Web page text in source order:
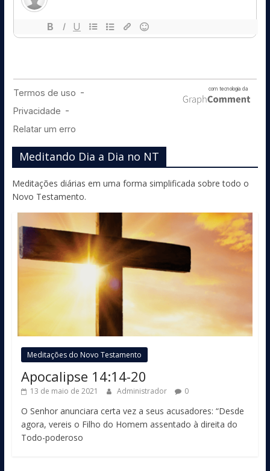
Meditando Dia a Dia no NT
Meditações diárias em uma forma simplificada sobre todo o
Novo Testamento.
Meditações do Novo Testamento
Apocalipse 14:14-20
13 de maio de 2021 Administrador 0
O Senhor anunciara certa vez a seus acusadores: “Desde
agora, vereis o Filho do Homem assentado à direita do
Todo-poderoso